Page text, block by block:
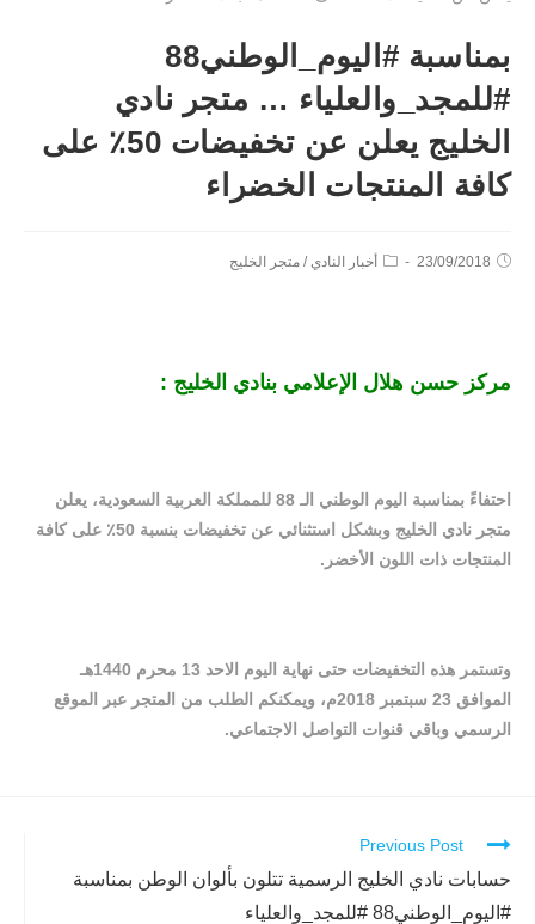
بمناسبة #اليوم_الوطني88
#للمجد_والعلياء … متجر نادي
الخليج يعلن عن تخفيضات 50٪ على
كافة المنتجات الخضراء
23/09/2018 أخبار النادي / متجر الخليج
مركز حسن هلال الإعلامي بنادي الخليج :
احتفاءً بمناسبة اليوم الوطني الـ 88 للمملكة العربية السعودية، يعلن
متجر نادي الخليج وبشكل استثنائي عن تخفيضات بنسبة 50٪ على كافة
المنتجات ذات اللون الأخضر.
وتستمر هذه التخفيضات حتى نهاية اليوم الاحد 13 محرم 1440هـ
الموافق 23 سبتمبر 2018م، ويمكنكم الطلب من المتجر عبر الموقع
الرسمي وباقي قنوات التواصل الاجتماعي.
Continue
Reading
Previous Post
حسابات نادي الخليج الرسمية تتلون بألوان الوطن بمناسبة
#اليوم_الوطني88 #للمجد_والعلياء